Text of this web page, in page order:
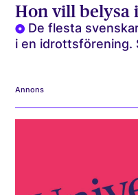
Hon vill belysa
De flesta
i en idrottsförening.
Annons